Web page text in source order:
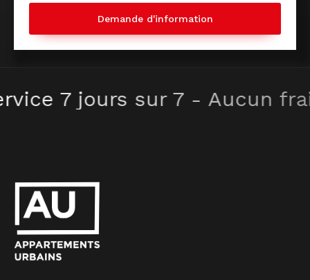
Demande d'information
7 jours sur 7 - Aucun